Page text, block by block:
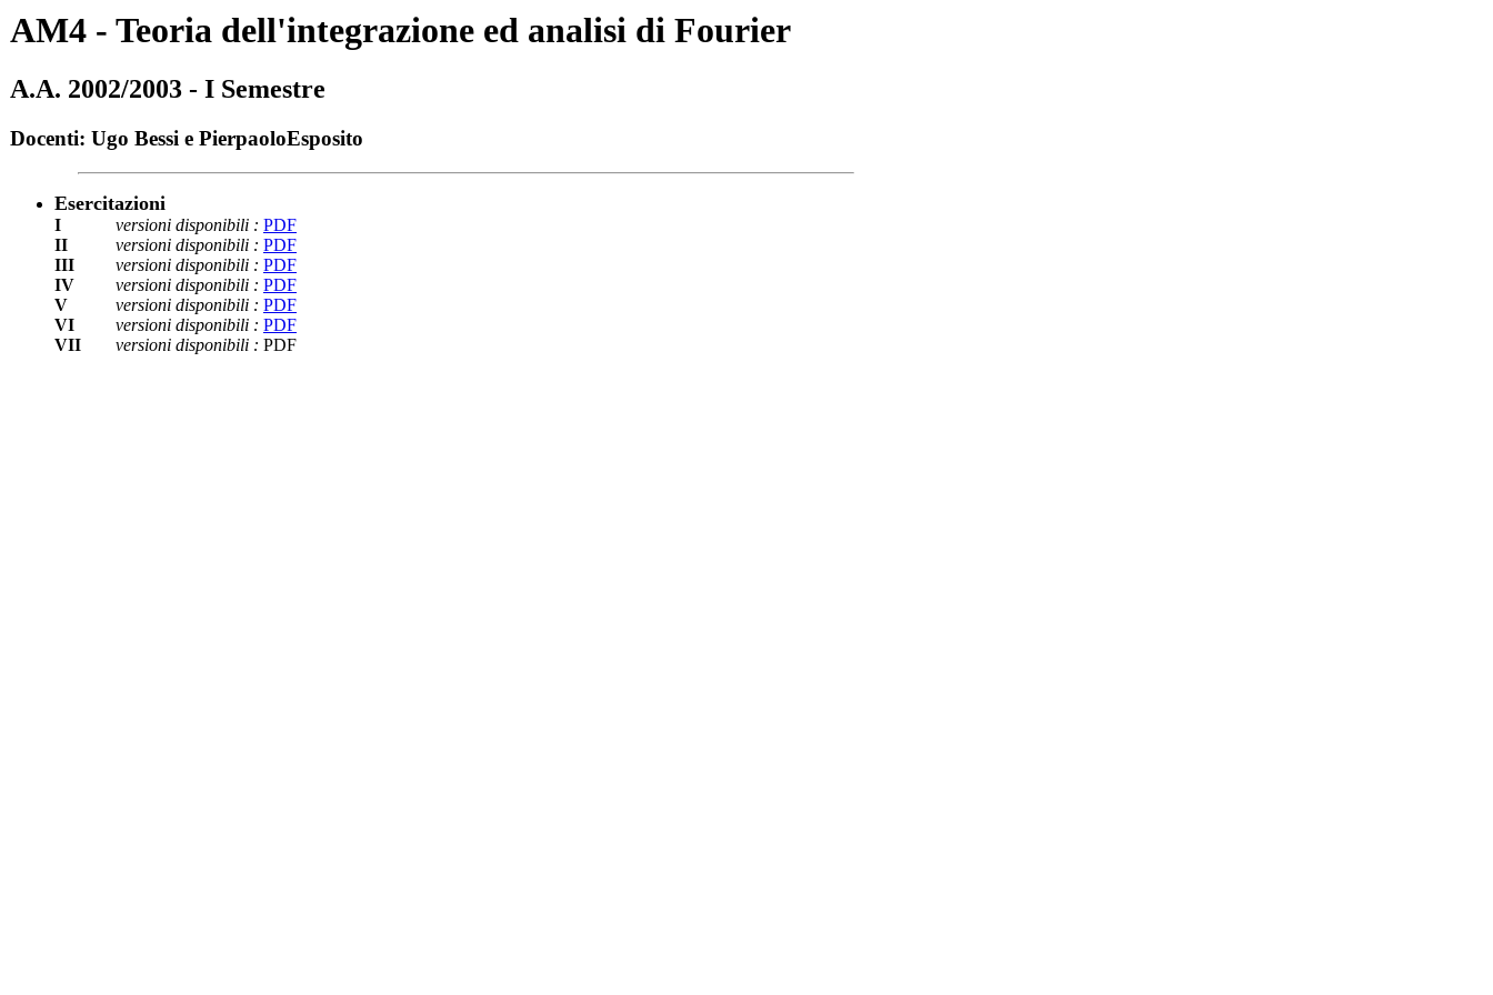
AM4 - Teoria dell'integrazione ed analisi di Fourier
A.A. 2002/2003 - I Semestre
Docenti: Ugo Bessi e PierpaoloEsposito
Esercitazioni
I versioni disponibili : PDF
II
versioni disponibili : PDF
III
versioni disponibili : PDF
IV
versioni disponibili : PDF
V
versioni disponibili : PDF
VI
versioni disponibili : PDF
VII
versioni disponibili : PDF